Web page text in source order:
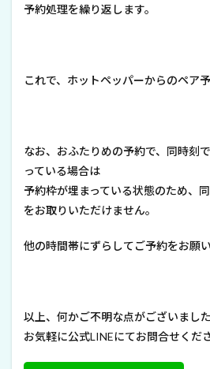
予約処理を繰り返します。
これで、ホットペッパーからのペア
なお、おふたりめの予約で、同時刻
っている場合は
予約枠が埋まっている状態のため、
をお取りいただけません。
他の時間帯にずらしてご予約をお願
以上、何かご不明な点がございました
お気軽に公式LINEにてお問合せくだ